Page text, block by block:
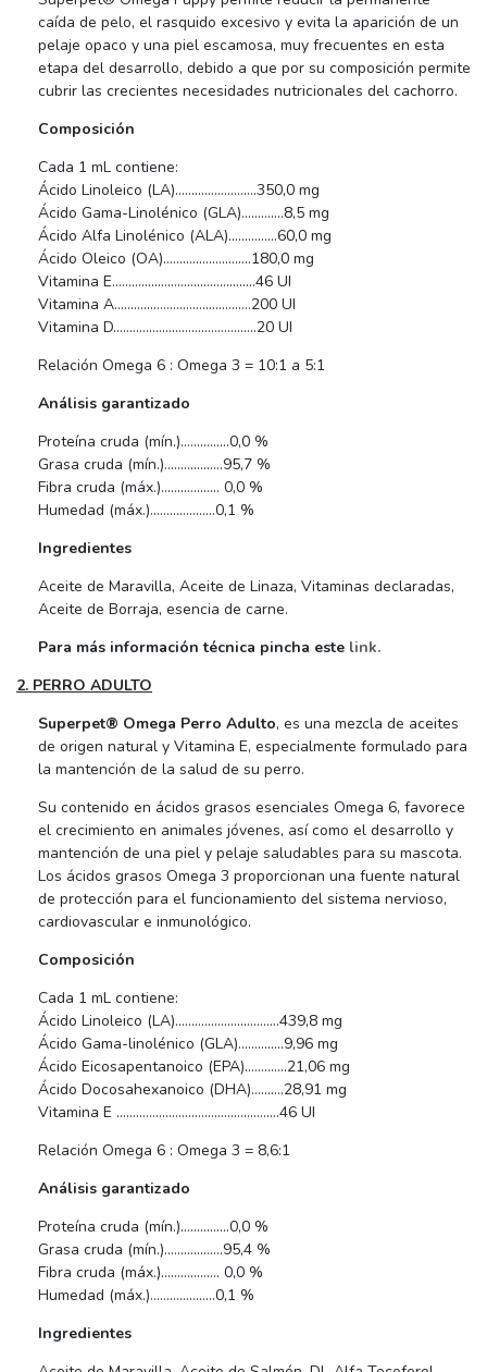
caída de pelo, el rasquido excesivo y evita la aparición de un
pelaje opaco y una piel escamosa, muy frecuentes en esta
etapa del desarrollo, debido a que por su composición permite
cubrir las crecientes necesidades nutricionales del cachorro.
Composición
Cada 1 mL contiene:
Ácido Linoleico (LA)…………………….350,0 mg
Ácido Gama-Linolénico (GLA)………….8,5 mg
Ácido Alfa Linolénico (ALA)……………60,0 mg
Ácido Oleico (OA)………………………180,0 mg
Vitamina E……………………………………..46 UI
Vitamina A……………………………………200 UI
Vitamina D……………………………………..20 UI
Relación Omega 6 : Omega 3 = 10:1 a 5:1
Análisis garantizado
Proteína cruda (mín.)……………0,0 %
Grasa cruda (mín.)………………95,7 %
Fibra cruda (máx.)……………… 0,0 %
Humedad (máx.)………………..0,1 %
Ingredientes
Aceite de Maravilla, Aceite de Linaza, Vitaminas declaradas,
Aceite de Borraja, esencia de carne.
Para más información técnica pincha este link.
2. PERRO ADULTO
Superpet® Omega Perro Adulto, es una mezcla de aceites
de origen natural y Vitamina E, especialmente formulado para
la mantención de la salud de su perro.
Su contenido en ácidos grasos esenciales Omega 6, favorece
el crecimiento en animales jóvenes, así como el desarrollo y
mantención de una piel y pelaje saludables para su mascota.
Los ácidos grasos Omega 3 proporcionan una fuente natural
de protección para el funcionamiento del sistema nervioso,
cardiovascular e inmunológico.
Composición
Cada 1 mL contiene:
Ácido Linoleico (LA)…………………………..439,8 mg
Ácido Gama-linolénico (GLA)…………..9,96 mg
Ácido Eicosapentanoico (EPA)………….21,06 mg
Ácido Docosahexanoico (DHA)……….28,91 mg
Vitamina E …………………………………………..46 UI
Relación Omega 6 : Omega 3 = 8,6:1
Análisis garantizado
Proteína cruda (mín.)……………0,0 %
Grasa cruda (mín.)………………95,4 %
Fibra cruda (máx.)……………… 0,0 %
Humedad (máx.)………………..0,1 %
Ingredientes